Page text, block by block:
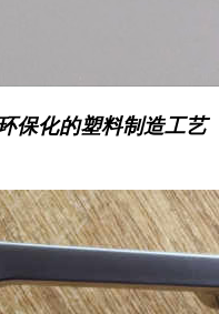
保化的塑料制造工艺